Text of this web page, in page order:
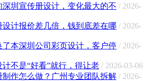
圳宣传册设计，变化最大的不 / 2026-
计报价差几倍，钱到底差在哪 / 2026-
了本深圳公司彩页设计，客户停 / 2026-
不是“好看”就行，得让老 / 2026-03-06
作怎么做？广州专业团队拆解 / 2026-